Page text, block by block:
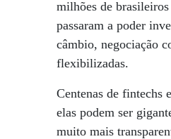
milhões de
passaram a poder
câmbio, negociação
flexibilizadas.
Centenas de fintechs
elas podem ser
muito mais